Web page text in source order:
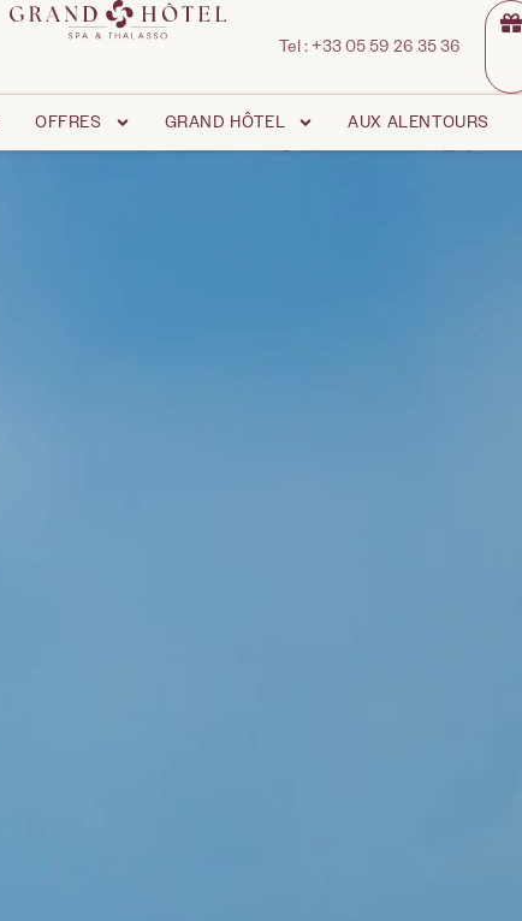
Tel : +33 05 59 26 35 36
OFFRES GRAND HÔTEL AUX ALENTOURS